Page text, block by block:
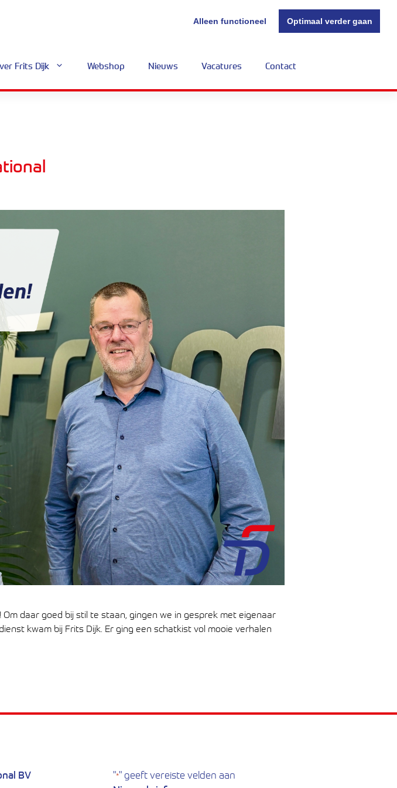
Alleen functioneel Optimaal verder gaan
Frits Dijk Webshop Nieuws Vacatures Contact
daar goed bij stil te staan, gingen we in gesprek met eigenaar
kwam bij Frits Dijk. Er ging een schatkist vol mooie verhalen
BV
"*" geeft vereiste velden aan